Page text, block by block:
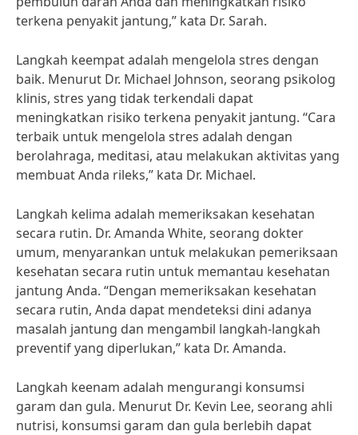
terkena penyakit jantung,” kata Dr. Sarah.
Langkah keempat adalah mengelola stres dengan
baik. Menurut Dr. Michael Johnson, seorang psikolog
klinis, stres yang tidak terkendali dapat
meningkatkan risiko terkena penyakit jantung. “Cara
terbaik untuk mengelola stres adalah dengan
berolahraga, meditasi, atau melakukan aktivitas yang
membuat Anda rileks,” kata Dr. Michael.
Langkah kelima adalah memeriksakan kesehatan
secara rutin. Dr. Amanda White, seorang dokter
umum, menyarankan untuk melakukan pemeriksaan
kesehatan secara rutin untuk memantau kesehatan
jantung Anda. “Dengan memeriksakan kesehatan
secara rutin, Anda dapat mendeteksi dini adanya
masalah jantung dan mengambil langkah-langkah
preventif yang diperlukan,” kata Dr. Amanda.
Langkah keenam adalah mengurangi konsumsi
garam dan gula. Menurut Dr. Kevin Lee, seorang ahli
nutrisi, konsumsi garam dan gula berlebih dapat